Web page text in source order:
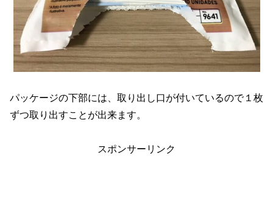
パッケージの下部には、取り出し口が付いているので１枚
ずつ取り出すことが出来ます。
スポンサーリンク